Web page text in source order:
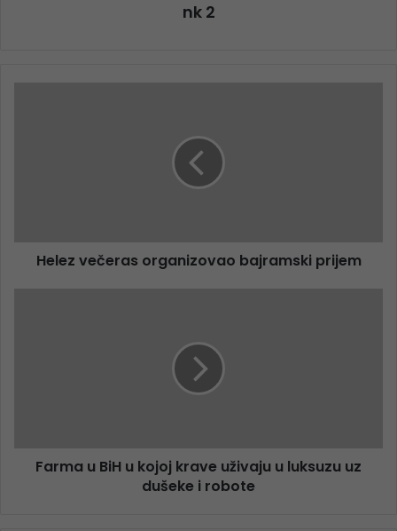
nk 2
Helez večeras organizovao bajramski prijem
Farma u BiH u kojoj krave uživaju u luksuzu uz
dušeke i robote